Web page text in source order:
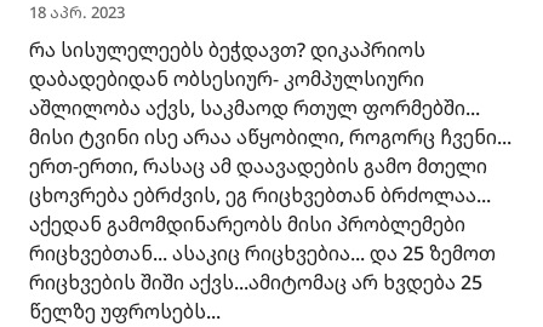
18 აპრ. 2023
რა სისულელეებს ბეჭდავთ? დიკაპრიოს
დაბადებიდან ობსესიურ- კომპულსიური
აშლილობა აქვს, საკმაოდ რთულ ფორმებში...
მისი ტვინი ისე არაა აწყობილი, როგორც ჩვენი...
ერთ-ერთი, რასაც ამ დაავადების გამო მთელი
ცხოვრება ებრძვის, ეგ რიცხვებთან ბრძოლაა...
აქედან გამომდინარეობს მისი პრობლემები
რიცხვებთან... ასაკიც რიცხვებია... და 25 ზემოთ
რიცხვების შიში აქვს...ამიტომაც არ ხვდება 25
წელზე უფროსებს...